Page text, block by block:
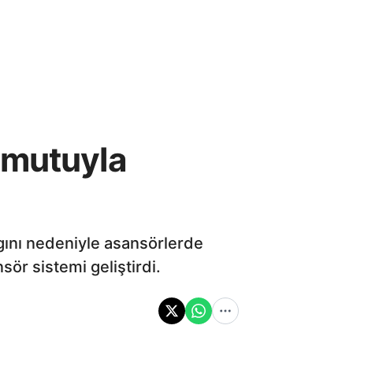
nedeniyle asansörlerde
sistemi geliştirdi.